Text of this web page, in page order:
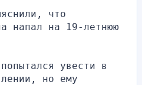
что
напал на 19-летнюю
увести в
но ему